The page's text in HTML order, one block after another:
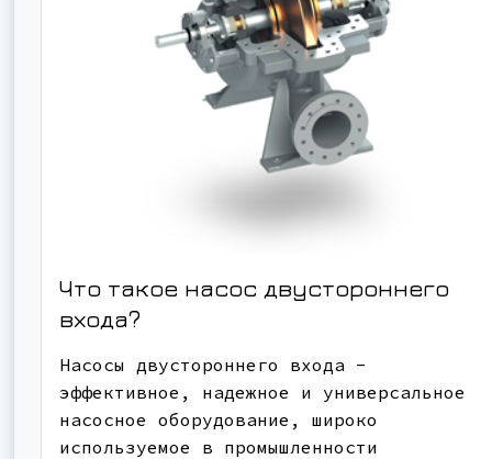
Что такое насос двустороннего
входа?
Насосы двустороннего входа -
эффективное, надежное и универсальное
насосное оборудование, широко
используемое в промышленности